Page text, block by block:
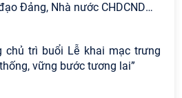
Đảng, Nhà nước CHDCND…
chủ trì buổi Lễ khai mạc trưng
vững bước tương lai”
xã hội Việt
giải khuyến